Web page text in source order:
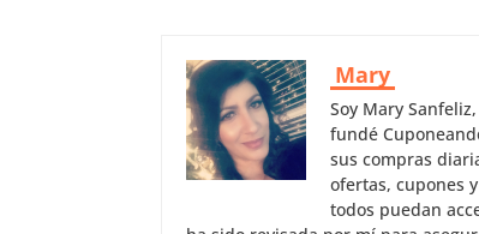
Mary
Soy Mary
fundé
sus compras
ofertas, cupones
todos puedan